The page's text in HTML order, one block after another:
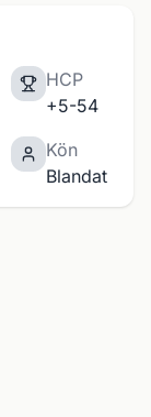
HCP
+5-54
Kön
Blandat